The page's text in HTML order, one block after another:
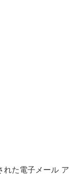
れた電子メール ア